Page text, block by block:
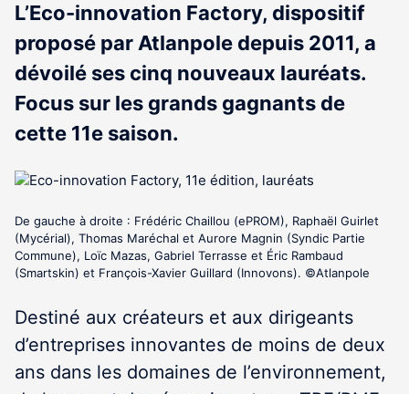
abonnés
L’Eco-innovation Factory, dispositif
proposé par Atlanpole depuis 2011, a
dévoilé ses cinq nouveaux lauréats.
Focus sur les grands gagnants de
cette 11e saison.
De gauche à droite : Frédéric Chaillou (ePROM), Raphaël Guirlet
(Mycérial), Thomas Maréchal et Aurore Magnin (Syndic Partie
Commune), Loïc Mazas, Gabriel Terrasse et Éric Rambaud
(Smartskin) et François-Xavier Guillard (Innovons). ©Atlanpole
Destiné aux créateurs et aux dirigeants
d’entreprises innovantes de moins de deux
ans dans les domaines de l’environnement,